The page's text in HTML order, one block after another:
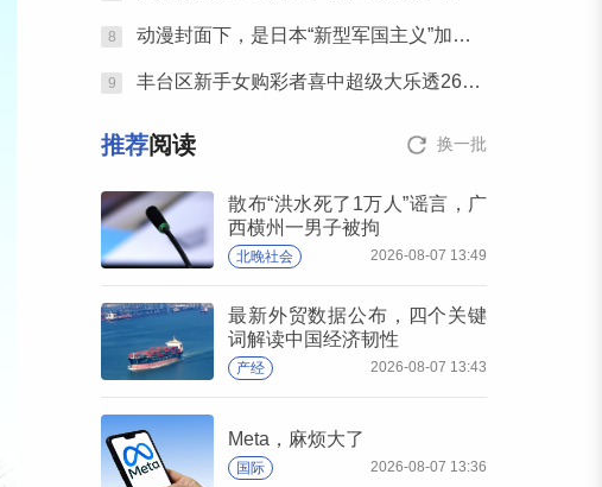
8 动漫封面下，是日本“新型军国主义”加速成势为患
9 丰台区新手女购彩者喜中超级大乐透26087期一等奖
推荐阅读 换一批
散布“洪水死了1万人”谣言，广
西横州一男子被拘
北晚社会 2026-08-07 13:49
最新外贸数据公布，四个关键
词解读中国经济韧性
产经 2026-08-07 13:43
Meta，麻烦大了
国际 2026-08-07 13:36